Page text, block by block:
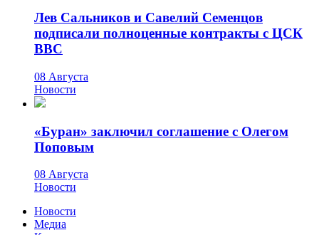
Лев Сальников и Савелий Семенцов
подписали полноценные контракты с ЦСК
ВВС
08 Августа
Новости
«Буран» заключил соглашение с Олегом
Поповым
08 Августа
Новости
Новости
Медиа